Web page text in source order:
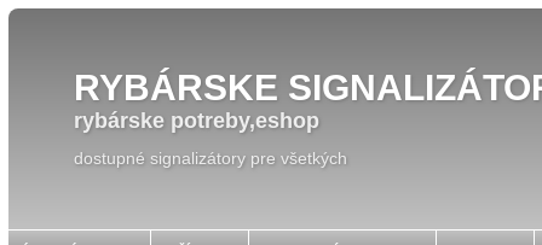
RYBÁRSKE
rybárske potreby,eshop
dostupné signalizátory pre všetkých